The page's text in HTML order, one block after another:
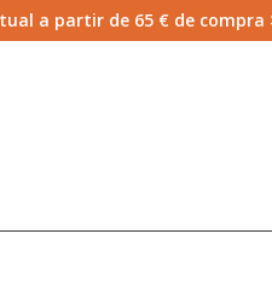
a partir de 65 € de compra